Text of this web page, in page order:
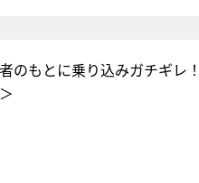
のもとに乗り込みガチギレ